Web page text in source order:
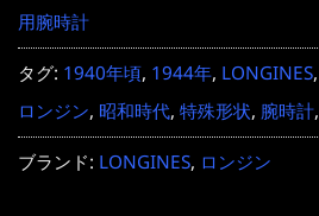
用腕時計
タグ: 1940年頃, 1944年, LONGINES,
ロンジン, 昭和時代, 特殊形状, 腕時計,
ブランド: LONGINES, ロンジン